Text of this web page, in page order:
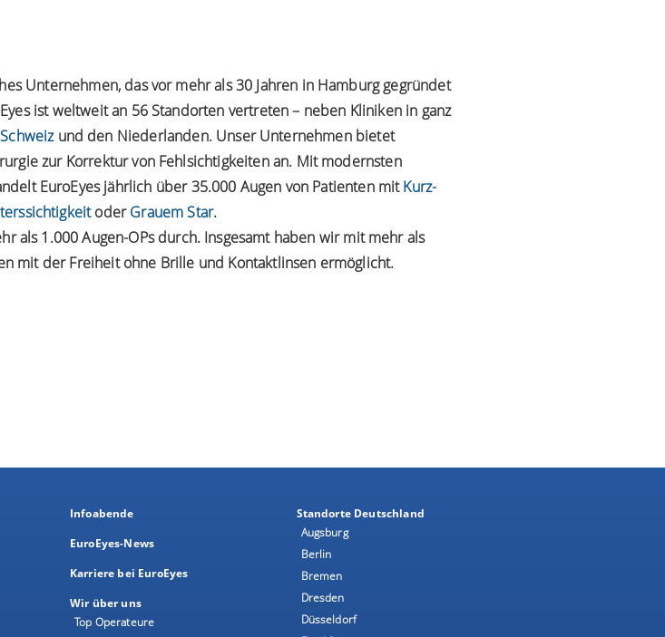
Unternehmen, das vor mehr als 30 Jahren in Hamburg gegründet
ist weltweit an 56 Standorten vertreten – neben Kliniken in ganz
Schweizund den Niederlanden. Unser Unternehmen bietet
zur Korrektur von Fehlsichtigkeiten an. Mit modernsten
EuroEyes jährlich über 35.000 Augen von Patienten mitKurz-
oderGrauem Star.
als 1.000 Augen-OPs durch. Insgesamt haben wir mit mehr als
mit der Freiheit ohne Brille und Kontaktlinsen ermöglicht.
Infoabende
EuroEyes-News
Karriere bei EuroEyes
Wir über uns
Top Operateure
Standorte Deutschland
Augsburg
Berlin
Bremen
Dresden
Düsseldorf